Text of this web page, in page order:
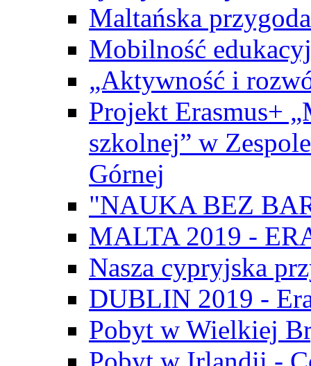
Maltańska
Mobilność
„Aktywność i
Projekt Erasmus+
szkolnej” w
Górnej
"NAUKA BEZ
MALTA 2019 -
Nasza cypryjska
DUBLIN 2019 -
Pobyt w Wielkiej